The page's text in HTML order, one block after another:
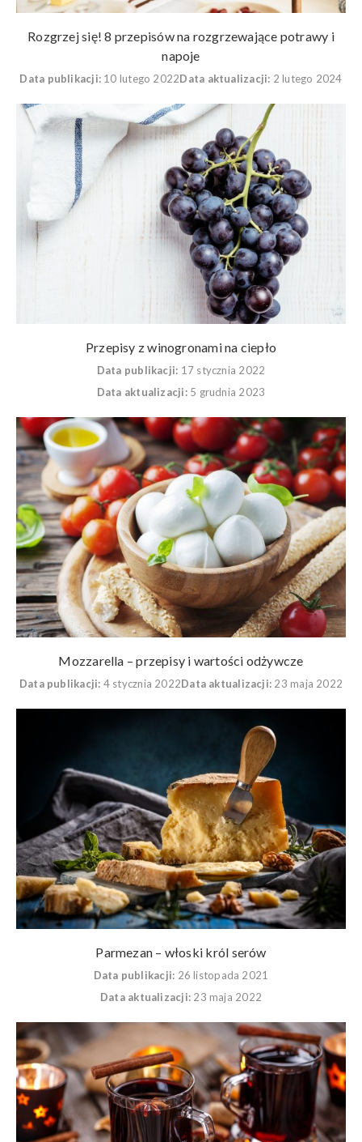
Rozgrzej się! 8 przepisów na rozgrzewające potrawy i
napoje
Data publikacji: 10 lutego 2022Data aktualizacji: 2 lutego 2024
Przepisy z winogronami na ciepło
Data publikacji: 17 stycznia 2022
Data aktualizacji: 5 grudnia 2023
Mozzarella – przepisy i wartości odżywcze
Data publikacji: 4 stycznia 2022Data aktualizacji: 23 maja 2022
Parmezan – włoski król serów
Data publikacji: 26 listopada 2021
Data aktualizacji: 23 maja 2022